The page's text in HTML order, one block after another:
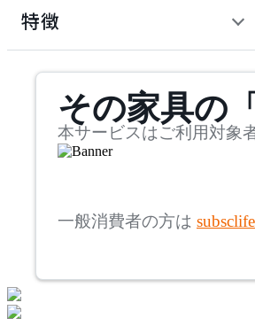
エフアイエス
mm
検索
~
~
特徴
その家具の
本サービスはご利用対象
一般消費者の方は subsclife